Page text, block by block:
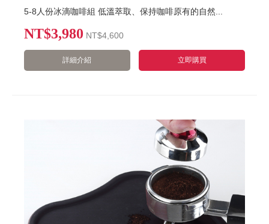
5-8人份冰滴咖啡組 低溫萃取、保持咖啡原有的自然...
NT$3,980 NT$4,600
立即購買
詳細介紹